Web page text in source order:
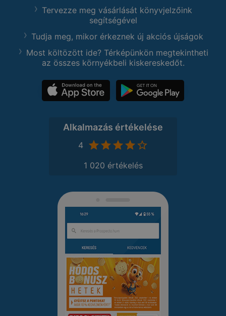
Tervezze meg vásárlását könyvjelzőink
segítségével
Tudja meg, mikor érkeznek új akciós újságok
Most költözött ide? Térképünkön megtekintheti
az összes környékbeli kiskereskedőt.
Alkalmazás értékelése
4
1 020 értékelés